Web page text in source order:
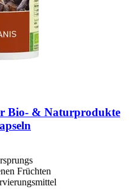
Bio- & Naturprodukte
Früchten